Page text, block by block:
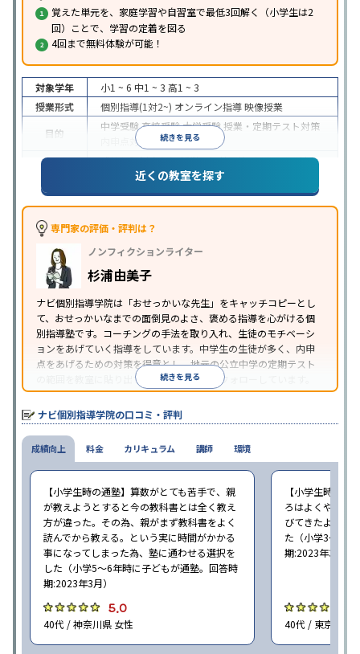
覚えた単元を、家庭学習や自習室で最低3回解く（小学生は2
回）ことで、学習の定着を図る
4回まで無料体験が可能！
続きを見る
対象学年 小1 ~ 6 中1 ~ 3 高1 ~ 3
授業形式
個別指導(1対2~) オンライン指導映像授業
目的
中学受験高校受験大学受験 授業・定期テスト対策
内申点対策
学習習慣の定着
成績保証制度あり授業の振替可能オンライン対応
1科目から受講可能季節講習のみの受講可
※2023年3月調査。小学校高学年の個別指導塾アンケート調査方法を参
近くの教室を探す
専門家の評価・評判は？
ノンフィクションライター
杉浦由美子
ナビ個別指導学院は「おせっかいな先生」をキャッチコピーとし
て、おせっかいなまでの面倒見のよさ、褒める指導を心がける個
別指導塾です。コーチングの手法を取り入れ、生徒のモチベーシ
ョンをあげていく指導をしています。中学生の生徒が多く、内申
点をあげるための対策を得意とし、地元の公立中学の定期テスト
の範囲を教室に貼り出すなど手厚く学習をフォローしています。
オリジナルテキストを使用しており、特に英語は各教科書に合わ
せたテキストを使った「先取り学習」で理解度を深められます。
続きを見る
ナビ個別指導学院の口コミ・評判
成績向上
【小学生時の通塾】算数がとても苦手で、親
が教えようとすると今の教科書とは全く教え
方が違った。その為、親がまず教科書をよく
読んでから教える。という実に時間がかかる
事になってしまった為、塾に通わせる選択を
した（小学5〜6年時に子どもが通塾。回答時
期:2023年3月）
5.0
40代 / 神奈川県 女性
【小学生時の通
ろはよくやり方
びてきたようで
た（小学3〜6年
期:2023年3月）
40代 / 東京都 女
料金 カリキュラム 講師 環境